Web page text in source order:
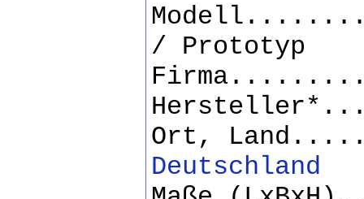
/ Prototyp
Ort,
Deutschland